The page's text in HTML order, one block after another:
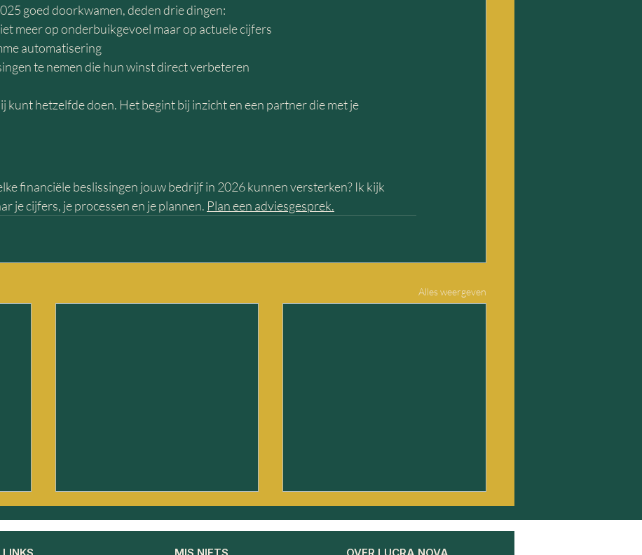
goed doorkwamen, deden drie dingen:
meer op onderbuikgevoel maar op actuele cijfers
automatisering
te nemen die hun winst direct verbeteren
kunt hetzelfde doen. Het begint bij inzicht en een partner die met je
financiële beslissingen jouw bedrijf in 2026 kunnen versterken? Ik kijk
je cijfers, je processen en je plannen. Plan een adviesgesprek.
Alles weergeven